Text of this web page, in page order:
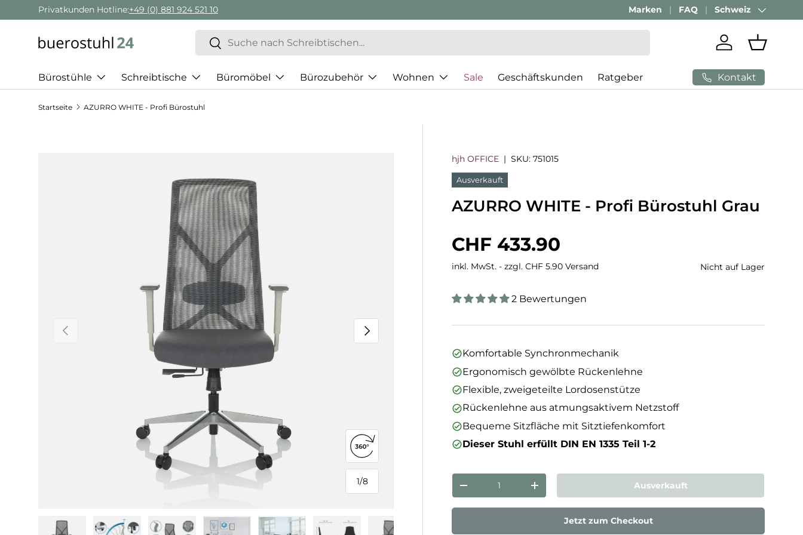
Direkt zum Inhalt
Privatkunden Hotline:+49 (0) 881 924 521 10 Marken FAQ Land/Region
Schweiz
Suchen
Suchen
Einloggen
Bürostühle Schreibtische Büromöbel Bürozubehör Wohnen Sale Geschäftskunden Ratgeber Kontakt
Startseite AZURRO WHITE - Profi Bürostuhl
Vorherige
1/
von
8
Nächste
360°-Ansicht öffnen
hjh OFFICE |SKU: 751015
Ausverkauft
AZURRO WHITE - Profi Bürostuhl Grau
Normaler Preis
CHF 433.90
inkl. MwSt. - zzgl. CHF 5.90 Versand Nicht auf Lager
2 Bewertungen
Komfortable Synchronmechanik
Ergonomisch gewölbte Rückenlehne
Flexible, zweigeteilte Lordosenstütze
Rückenlehne aus atmungsaktivem Netzstoff
Bequeme Sitzfläche mit Sitztiefenkomfort
Dieser Stuhl erfüllt DIN EN 1335 Teil 1-2
Anzahl
Menge verringernMenge erhöhen Ausverkauft
Jetzt zum Checkout